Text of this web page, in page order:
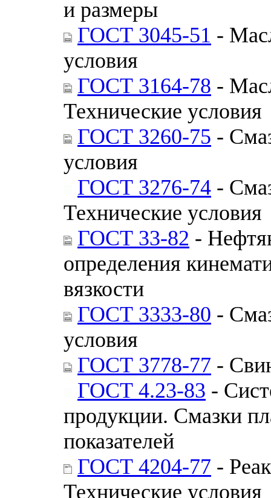
и размеры
ГОСТ 3045-51 -
условия
ГОСТ 3164-78 -
Технические условия
ГОСТ 3260-75 -
условия
ГОСТ 3276-74 -
Технические условия
ГОСТ 33-82 -
определения
вязкости
ГОСТ 3333-80 -
условия
ГОСТ 3778-77 -
ГОСТ 4.23-83 -
продукции. Смазки
показателей
ГОСТ 4204-77 -
Технические условия